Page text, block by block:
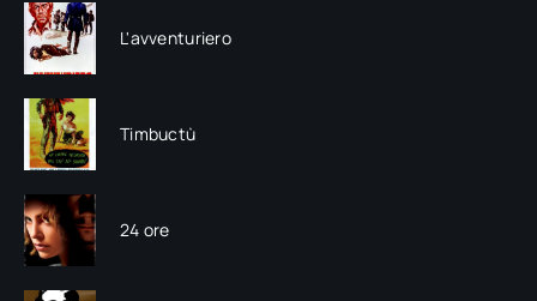
L'avventuriero
Timbuctù
24 ore